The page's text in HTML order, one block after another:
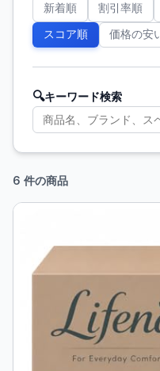
新着順 割引率順
スコア順 価格の安
🔍キーワード検索
6 件の商品